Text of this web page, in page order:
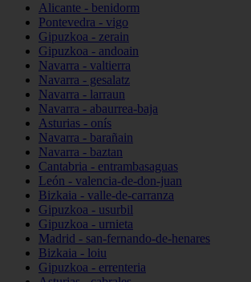
Alicante - benidorm
Pontevedra - vigo
Gipuzkoa - zerain
Gipuzkoa - andoain
Navarra - valtierra
Navarra - gesalatz
Navarra - larraun
Navarra - abaurrea-baja
Asturias - onís
Navarra - barañain
Navarra - baztan
Cantabria - entrambasaguas
León - valencia-de-don-juan
Bizkaia - valle-de-carranza
Gipuzkoa - usurbil
Gipuzkoa - urnieta
Madrid - san-fernando-de-henares
Bizkaia - loiu
Gipuzkoa - errenteria